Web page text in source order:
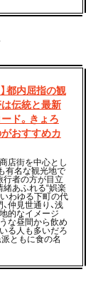
都内屈指の観
伝統と最新
ド。きょろ
おすすめカ
店街を中心とし
有名な観光地で
行者の方が目立
緒あふれる“娯楽
わゆる下町の代
仲見世通り、浅
的なイメージ
な昼間から飲め
る人も多いだろ
派ともに食の名